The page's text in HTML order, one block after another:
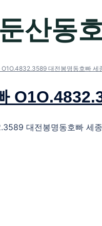
둔산동
대전봉명동호빠 세
대전봉명동호빠